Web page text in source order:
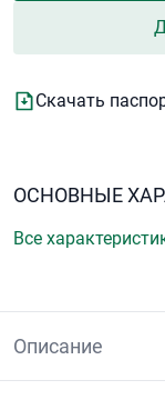
Скачать
ОСНОВНЫЕ
Все
Описание